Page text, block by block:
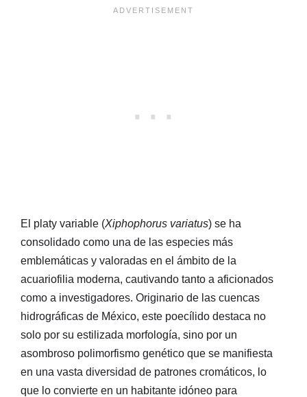
El platy variable (Xiphophorus variatus) se ha
consolidado como una de las especies más
emblemáticas y valoradas en el ámbito de la
acuariofilia moderna, cautivando tanto a aficionados
como a investigadores. Originario de las cuencas
hidrográficas de México, este poecílido destaca no
solo por su estilizada morfología, sino por un
asombroso polimorfismo genético que se manifiesta
en una vasta diversidad de patrones cromáticos, lo
que lo convierte en un habitante idóneo para